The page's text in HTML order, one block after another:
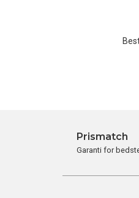
Prismatch
Garanti for